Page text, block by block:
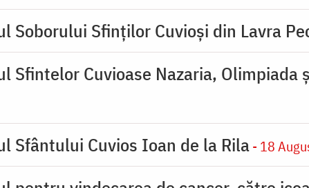
Soborului Sfinților Cuvioși din Lavra
Sfintelor Cuvioase Nazaria, Olimpiada
Sfântului Cuvios Ioan de la Rila- 18